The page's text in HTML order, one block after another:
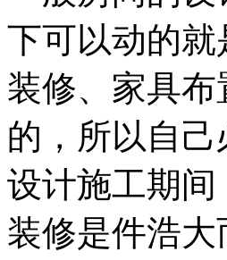
下可以动的
装修、家具
的，所以自
设计施工期
装修是件浩